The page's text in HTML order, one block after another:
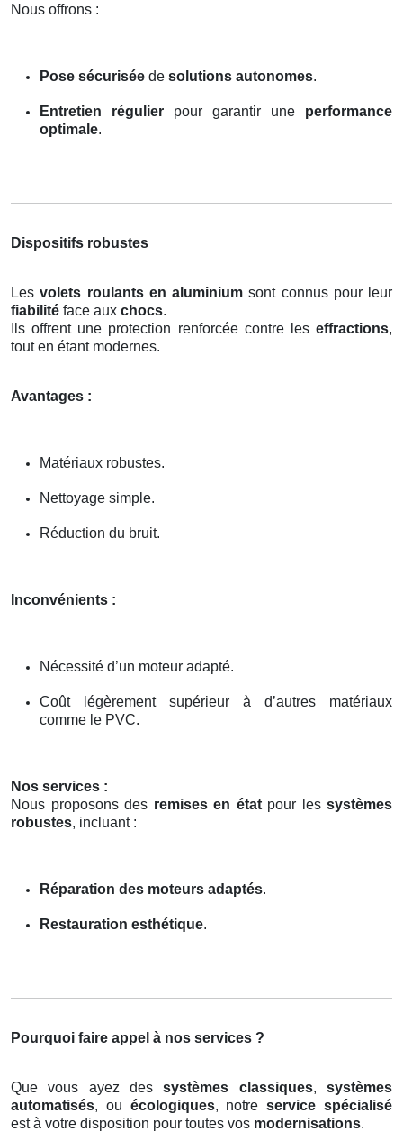
Nous offrons :
Pose sécurisée de solutions autonomes.
Entretien régulier pour garantir une performance
optimale.
Dispositifs robustes
Lesvolets roulants en aluminium sont connus pour leur
fiabilité face aux chocs.
Ils offrent une protection renforcée contre les effractions,
tout en étant modernes.
Avantages :
Matériaux robustes.
Nettoyage simple.
Réduction du bruit.
Inconvénients :
Nécessité d’un moteur adapté.
Coût légèrement supérieur à d’autres matériaux
comme le PVC.
Nos services :
Nous proposons des remises en étatpour les systèmes
robustes, incluant :
Réparation des moteurs adaptés.
Restauration esthétique.
Pourquoi faire appel à nos services ?
Que vous ayez dessystèmes classiques,systèmes
automatisés, ou écologiques, notreservice spécialisé
est à votre disposition pour toutes vos modernisations.